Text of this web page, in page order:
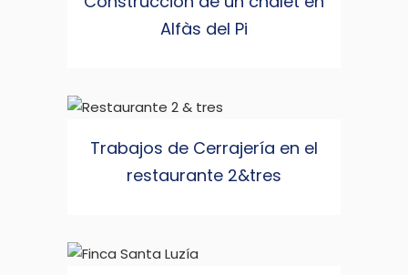
Alfàs del Pi
Trabajos de Cerrajería en el
restaurante 2&tres